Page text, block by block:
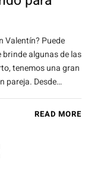
Valentín? Puede
algunas de las
tenemos una gran
pareja. Desde…
READ MORE